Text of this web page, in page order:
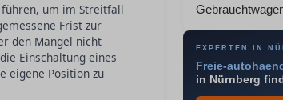
um im Streitfall
Frist zur
den Mangel nicht
Einschaltung eines
eigene Position zu
EXPERTEN IN
Freie-
in Nürnberg